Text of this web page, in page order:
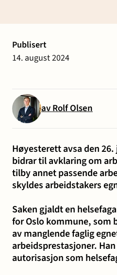
Publisert
14. august 2024
av Rolf Olsen
Høyesterett avsa den
bidrar til avklaring om
tilby annet passende
skyldes arbeidstakers
Saken gjaldt en
for Oslo kommune, som
av manglende faglig
arbeidsprestasjoner.
autorisasjon som
-
bygg
og
anlegg
ved
og
sykdom
ogog
Offentlige
anskaffelser
Selskapsrett
Skatt
og
avgift
Strafferett